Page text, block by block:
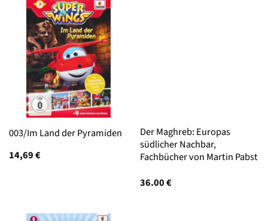
003/Im Land der Pyramiden
14,69€
Der Maghreb: Europas
südlicher Nachbar,
Fachbücher von Martin Pabst
36.00€